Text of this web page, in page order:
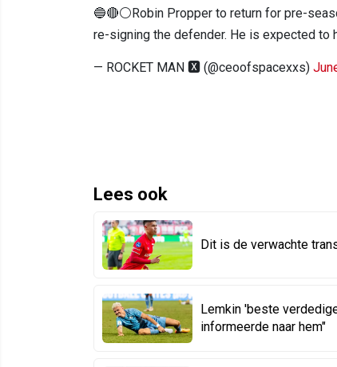
🔵🔴⚪️Robin Propper to return for pre-
re-signing the defender. He is expected to
— ROCKET MAN 🆇 (@ceoofspacexxs)
Lees ook
Dit is de verwachte
Lemkin 'beste
informeerde naar hem"